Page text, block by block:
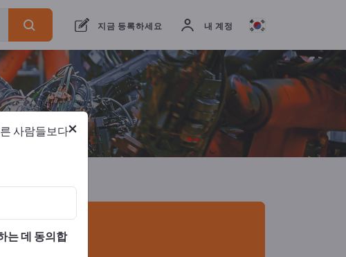
지금 등록하세요 내 계정
출 업체 제조업체8 유통업체
×
사람들보다
는 데 동의합